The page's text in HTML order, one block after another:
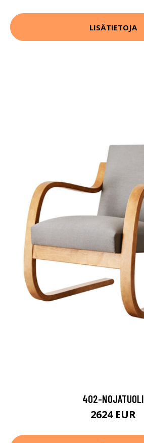
LISÄTIETOJA
402-NOJATUOLI
2624 EUR